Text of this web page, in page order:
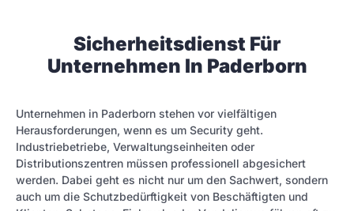
Sicherheitsdienst Für
Unternehmen In Paderborn
Unternehmen in Paderborn stehen vor vielfältigen
Herausforderungen, wenn es um Security geht.
Industriebetriebe, Verwaltungseinheiten oder
Distributionszentren müssen professionell abgesichert
werden. Dabei geht es nicht nur um den Sachwert, sondern
auch um die Schutzbedürftigkeit von Beschäftigten und